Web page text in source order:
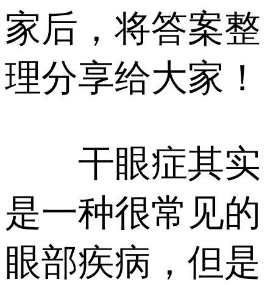
家后，将答案整
理分享给大家！
干眼症其实
是一种很常见的
眼部疾病，但是